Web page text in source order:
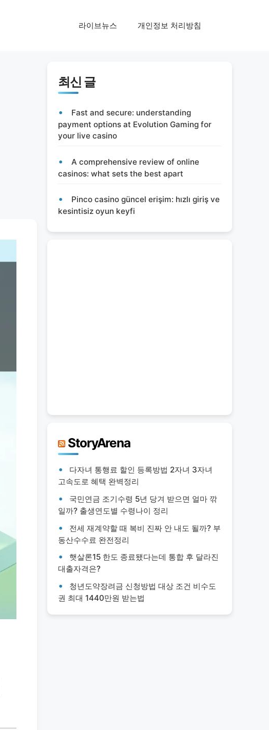
라이브뉴스 개인정보 처리방침
최신 글
Fast and secure: understanding
payment options at Evolution Gaming for
your live casino
A comprehensive review of online
casinos: what sets the best apart
Pinco casino güncel erişim: hızlı giriş ve
kesintisiz oyun keyfi
StoryArena
다자녀 통행료 할인 등록방법 2자녀 3자녀
고속도로 혜택 완벽정리
국민연금 조기수령 5년 당겨 받으면 얼마 깎
일까? 출생연도별 수령나이 정리
전세 재계약할 때 복비 진짜 안 내도 될까? 부
동산수수료 완전정리
햇살론15 한도 종료됐다는데 통합 후 달라진
대출자격은?
청년도약장려금 신청방법 대상 조건 비수도
권 최대 1440만원 받는법